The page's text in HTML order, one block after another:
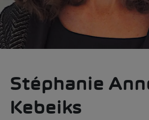
Stéphanie
Kebeiks